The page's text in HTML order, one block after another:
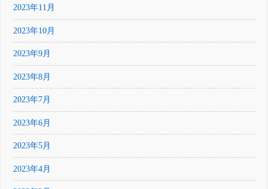
2023年11月
2023年10月
2023年9月
2023年8月
2023年7月
2023年6月
2023年5月
2023年4月